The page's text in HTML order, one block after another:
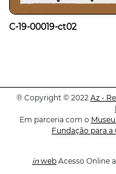
C-19-00019-ct02
® Copyright © 2022 Az -
Em parceria com o
Fundação para a
in web Acesso Online